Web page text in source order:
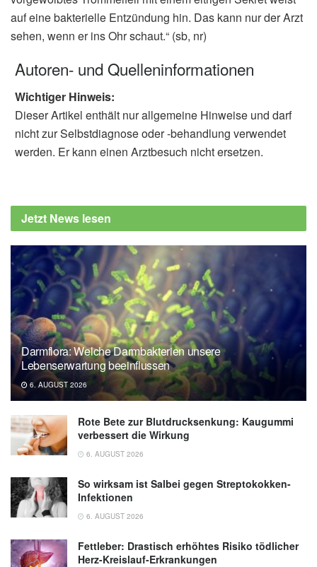
auf eine bakterielle Entzündung hin. Das kann nur der Arzt
sehen, wenn er ins Ohr schaut.“ (sb, nr)
Autoren- und Quelleninformationen
Wichtiger Hinweis:
Dieser Artikel enthält nur allgemeine Hinweise und darf
nicht zur Selbstdiagnose oder -behandlung verwendet
werden. Er kann einen Arztbesuch nicht ersetzen.
Jetzt News lesen
Darmflora: Welche Darmbakterien unsere
Lebenserwartung beeinflussen
6. AUGUST 2026
Rote Bete zur Blutdrucksenkung: Kaugummi
verbessert die Wirkung
6. AUGUST 2026
So wirksam ist Salbei gegen Streptokokken-
Infektionen
6. AUGUST 2026
Fettleber: Drastisch erhöhtes Risiko tödlicher
Herz-Kreislauf-Erkrankungen